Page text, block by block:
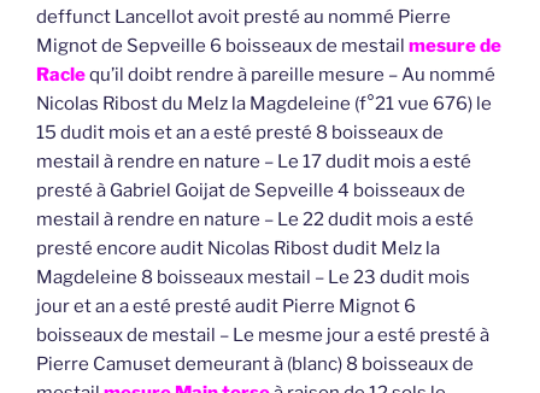
deffunct Lancellot avoit presté au nommé Pierre
Mignot de Sepveille 6 boisseaux de mestail mesure de
Raclequ’il doibt rendre à pareille mesure – Au nommé
Nicolas Ribost du Melz la Magdeleine (f°21 vue 676) le
15 dudit mois et an a esté presté 8 boisseaux de
mestail à rendre en nature – Le 17 dudit mois a esté
presté à Gabriel Goijat de Sepveille 4 boisseaux de
mestail à rendre en nature – Le 22 dudit mois a esté
presté encore audit Nicolas Ribost dudit Melz la
Magdeleine 8 boisseaux mestail – Le 23 dudit mois
jour et an a esté presté audit Pierre Mignot 6
boisseaux de mestail – Le mesme jour a esté presté à
Pierre Camuset demeurant à (blanc) 8 boisseaux de